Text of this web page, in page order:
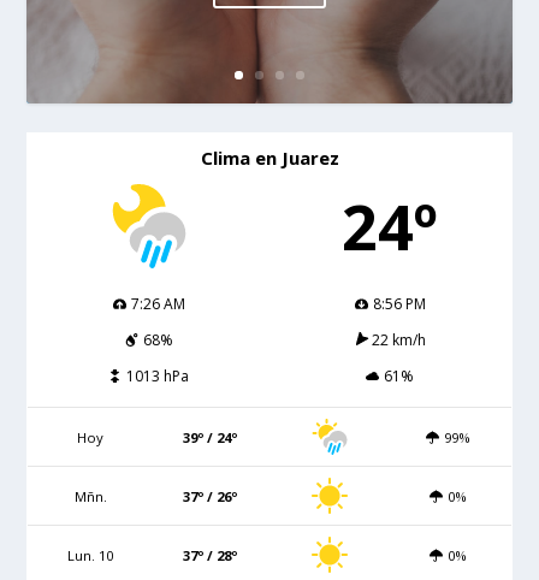
Clima en Juarez
24º
7:26 AM
8:56 PM
68%
22 km/h
1013 hPa
61%
Hoy 39º / 24º 99%
Mñn. 37º / 26º 0%
Lun. 10 37º / 28º 0%